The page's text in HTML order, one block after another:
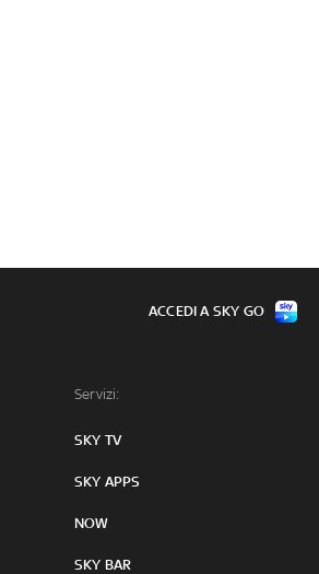
Servizi:
SKY TV
SKY APPS
NOW
SKY BAR
ACCEDI A SKY GO